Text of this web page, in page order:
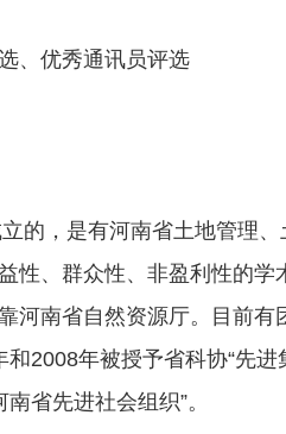
、优秀通讯员评选
的，是有河南省土地管理
性、群众性、非盈利性的
河南省自然资源厅。目前
和2008年被授予省科协“先
省先进社会组织”。